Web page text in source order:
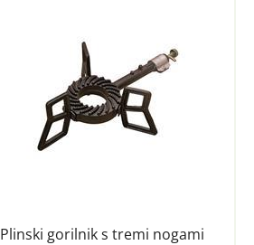
Plinski gorilnik s tremi nogami